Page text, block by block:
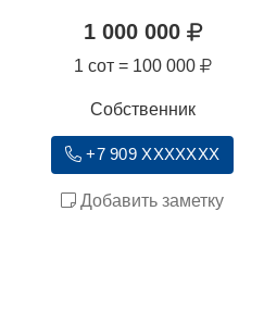
1 000 000
1 сот = 100 000
Собственник
+7 909 XXXXXXX
Добавить заметку